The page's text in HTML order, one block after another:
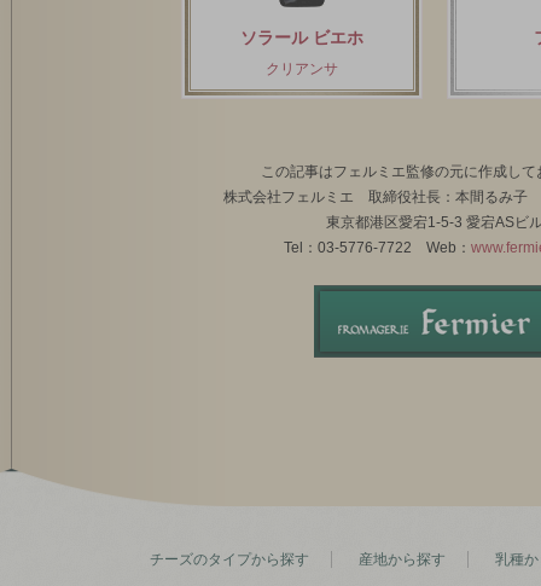
ソラール ビエホ
クリアンサ
この記事はフェルミエ監修の元に作成して
株式会社フェルミエ 取締役社長：本間るみ子
東京都港区愛宕1‐5‐3 愛宕ASビ
Tel：03‐5776‐7722 Web：
チーズのタイプから探す 産地から探す 乳種